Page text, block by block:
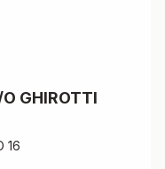
GHIROTTI
16